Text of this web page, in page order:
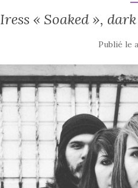
Iress « Soaked »,
Publié le